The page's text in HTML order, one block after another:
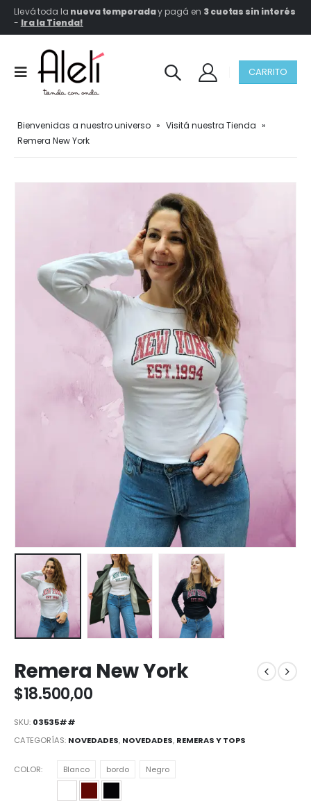
Llevá toda la nueva temporaday pagá en 3 cuotas sin interés
- Ir a la Tienda!
CARRITO
Bienvenidas a nuestro universo » Visitá nuestra Tienda »
Remera New York
Remera New York
$18.500,00
SKU: 03535##
CATEGORÍAS: NOVEDADES, NOVEDADES, REMERAS Y TOPS
COLOR Blanco bordo Negro